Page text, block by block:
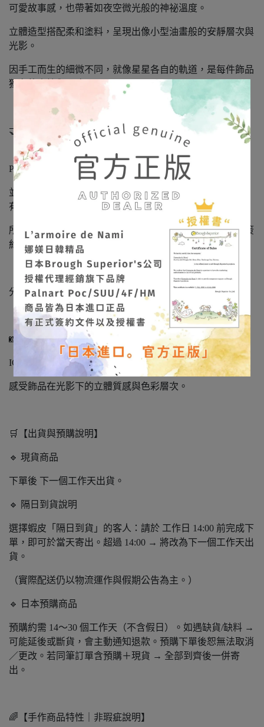
可愛故事感，也帶著如夜空微光般的神祕溫度。
立體造型搭配柔和塗料，呈現出像小型油畫般的安靜層次與
光影。
因手工而生的細微不同，就像星星各自的軌道，是每件飾品
獨有的表情與靈魂。
🤝 正式授權 × 日本進口正品
「娜媄日韓精品」是日本 Broush Superior’s 公司正式授權的
Palnart Poc 日本海外經銷商，
並經銷代理其旗下系列品牌：SUU / 4F / HM。（本賣場皆
有販售，歡迎詢問）
所有飾品皆為日本製造‧日本進口正品，持有正式授權與簽
約文件，請安心選購。
「娜媄日韓精品」很榮幸能將日本手作藝術帶到台灣，
分享這份細緻、溫柔且充滿靈魂的美。
📸 作品實拍不定期更新
IG/FB： @larmoiredenami
感受飾品在光影下的立體質感與色彩層次。
🛒【出貨與預購說明】
🔹 現貨商品
下單後 下一個工作天出貨。
🔹 隔日到貨說明
選擇蝦皮「隔日到貨」的客人：請於 工作日 14:00 前完成下
單，即可於當天寄出。超過 14:00 → 將改為下一個工作天出
貨。
（實際配送仍以物流運作與假期公告為主。）
🔹 日本預購商品
預購約需 14～30 個工作天（不含假日）。如遇缺貨/缺料 →
可能延後或斷貨，會主動通知退款。預購下單後恕無法取消
／更改。若同筆訂單含預購＋現貨 → 全部到齊後一併寄
出。
🌈【手作商品特性｜非瑕疵說明】